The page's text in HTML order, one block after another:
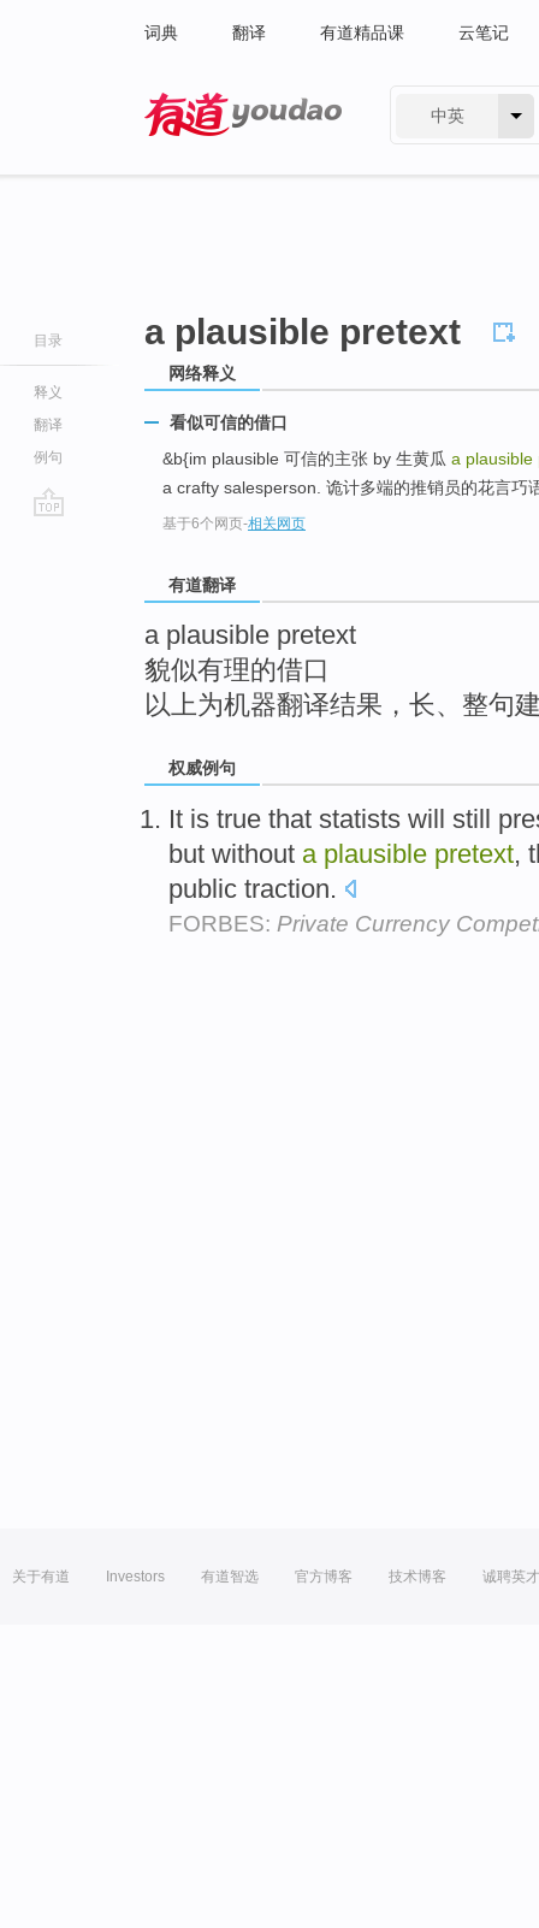
词典 翻译 有道精品课 云笔记
中英
目录
释义
翻译
例句
a plausible pretext
网络释义
看似可信的借口
&b{im plausible 可信的主张 by 生黄瓜 a plausible
a crafty salesperson. 诡计多端的推销员的花言巧
基于6个网页-相关网页
有道翻译
a plausible pretext
貌似有理的借口
以上为机器翻译结果，长、整句
权威例句
It is true that statists will still
but without a plausible pretext,
public traction.
FORBES: Private Currency
关于有道 Investors 有道智选 官方博客 技术博客 诚聘英才